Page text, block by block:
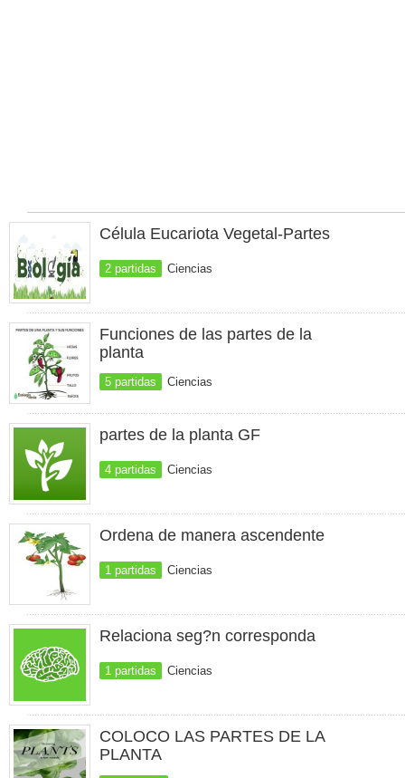
Célula Eucariota Vegetal-Partes
2 partidas Ciencias
Funciones de las partes de la
planta
5 partidas Ciencias
partes de la planta GF
4 partidas Ciencias
Ordena de manera ascendente
1 partidas Ciencias
Relaciona seg?n corresponda
1 partidas Ciencias
COLOCO LAS PARTES DE LA
PLANTA